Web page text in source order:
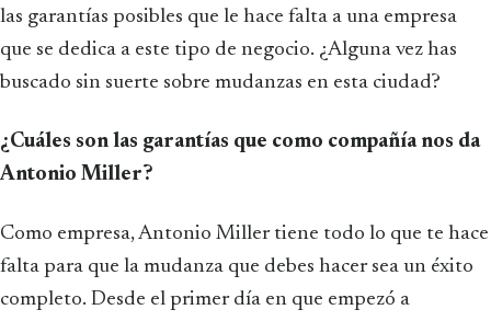
las garantías posibles que le hace falta a una empresa
que se dedica a este tipo de negocio. ¿Alguna vez has
buscado sin suerte sobre mudanzas en esta ciudad?
¿Cuáles son las garantías que como compañía nos da
Antonio Miller?
Como empresa, Antonio Miller tiene todo lo que te hace
falta para que la mudanza que debes hacer sea un éxito
completo. Desde el primer día en que empezó a